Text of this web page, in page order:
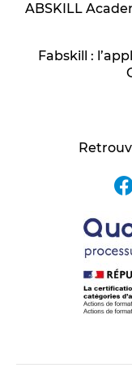
ABSKILL
Fabskill :